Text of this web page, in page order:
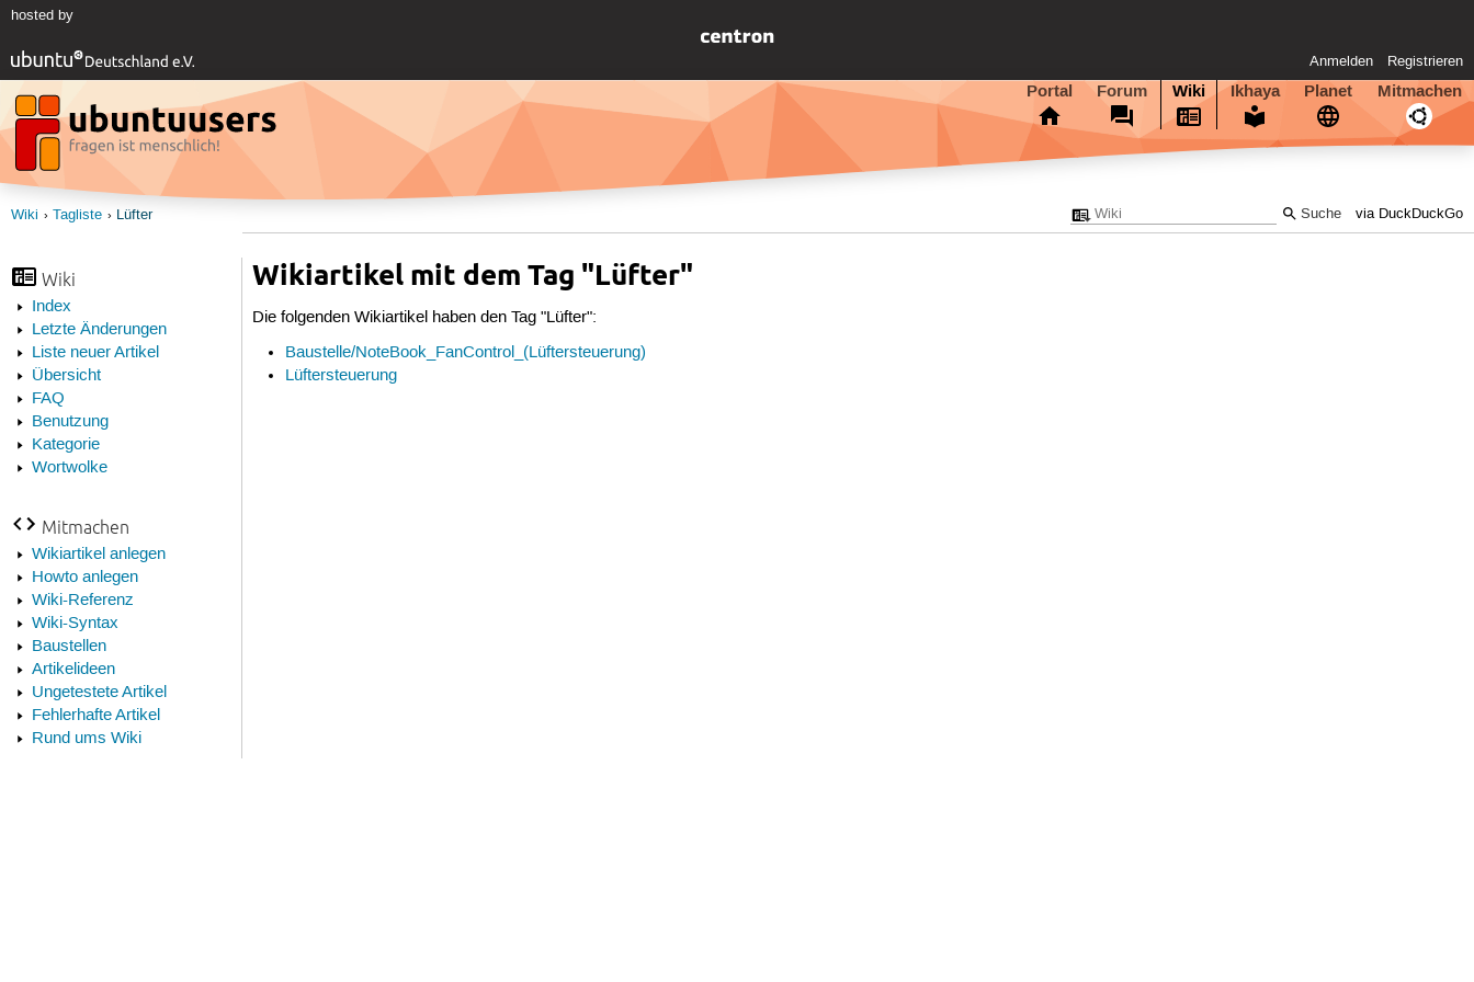
hosted by
Anmelden Registrieren
Portal Forum Wiki Ikhaya Planet Mitmachen
via DuckDuckGo
Wiki Tagliste Lüfter
Wiki
Index
Letzte Änderungen
Liste neuer Artikel
Übersicht
FAQ
Benutzung
Kategorie
Wortwolke
Mitmachen
Wikiartikel anlegen
Howto anlegen
Wiki-Referenz
Wiki-Syntax
Baustellen
Artikelideen
Ungetestete Artikel
Fehlerhafte Artikel
Rund ums Wiki
Wikiartikel mit dem Tag "Lüfter"
Die folgenden Wikiartikel haben den Tag "Lüfter":
Baustelle/NoteBook_FanControl_(Lüftersteuerung)
Lüftersteuerung